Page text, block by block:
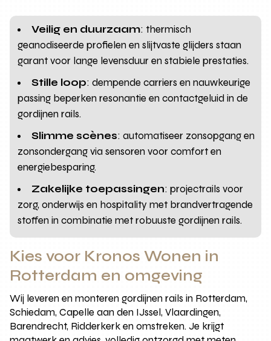
Veilig en duurzaam: thermisch
geanodiseerde profielen en slijtvaste glijders staan
garant voor lange levensduur en stabiele prestaties.
Stille loop: dempende carriers en nauwkeurige
passing beperken resonantie en contactgeluid in de
gordijnen rails.
Slimme scènes: automatiseer zonsopgang en
zonsondergang via sensoren voor comfort en
energiebesparing.
Zakelijke toepassingen: projectrails voor
zorg, onderwijs en hospitality met brandvertragende
stoffen in combinatie met robuuste gordijnen rails.
Kies voor Kronos Wonen in
Rotterdam en omgeving
Wij leveren en monteren gordijnen rails in Rotterdam,
Schiedam, Capelle aan den IJssel, Vlaardingen,
Barendrecht, Ridderkerk en omstreken. Je krijgt